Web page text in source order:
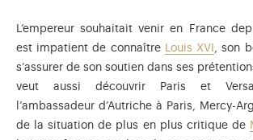
onglet)
nouvel onglet)
fenêtre modale)
de l'application (ouverture dans un
L’empereur souhaitait venir en France
est impatient de connaître Louis XVI , son
s’assurer de son soutien dans ses
veut aussi découvrir Paris et
l’ambassadeur d’Autriche à Paris, Mercy-
de la situation de plus en plus critique de